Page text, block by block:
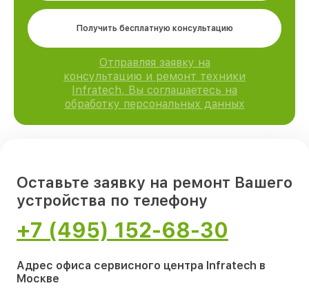
Получить бесплатную консультацию
Отправляя заявку на
консультацию и ремонт техники
Infratech, Вы соглашаетесь на
обработку персональных данных
Оставьте заявку на ремонт Вашего
устройства по телефону
+7 (495) 152-68-30
Адрес офиса сервисного центра Infratech в
Москве